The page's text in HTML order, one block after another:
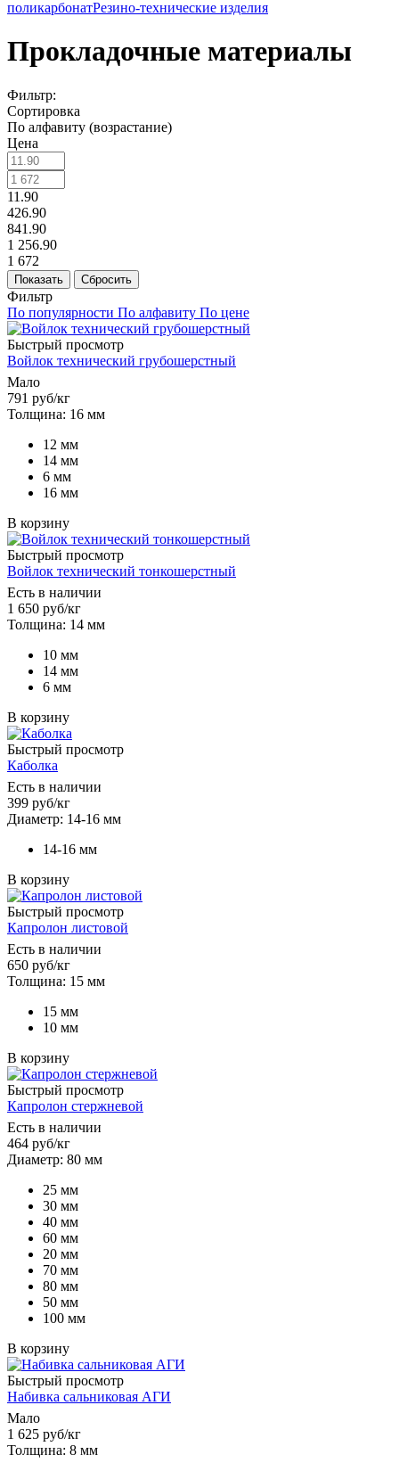
поликарбонатРезино-технические изделия
Прокладочные материалы
Фильтр:
Сортировка
По алфавиту (возрастание)
Цена
11.90
426.90
841.90
1 256.90
1 672
Показать Сбросить
Фильтр
По популярности По алфавиту По цене
Быстрый просмотр
Войлок технический грубошерстный
Мало
791 руб/кг
Толщина: 16 мм
12 мм
14 мм
6 мм
16 мм
В корзину
Быстрый просмотр
Войлок технический тонкошерстный
Есть в наличии
1 650 руб/кг
Толщина: 14 мм
10 мм
14 мм
6 мм
В корзину
Быстрый просмотр
Каболка
Есть в наличии
399 руб/кг
Диаметр: 14-16 мм
14-16 мм
В корзину
Быстрый просмотр
Капролон листовой
Есть в наличии
650 руб/кг
Толщина: 15 мм
15 мм
10 мм
В корзину
Быстрый просмотр
Капролон стержневой
Есть в наличии
464 руб/кг
Диаметр: 80 мм
25 мм
30 мм
40 мм
60 мм
20 мм
70 мм
80 мм
50 мм
100 мм
В корзину
Быстрый просмотр
Набивка сальниковая АГИ
Мало
1 625 руб/кг
Толщина: 8 мм